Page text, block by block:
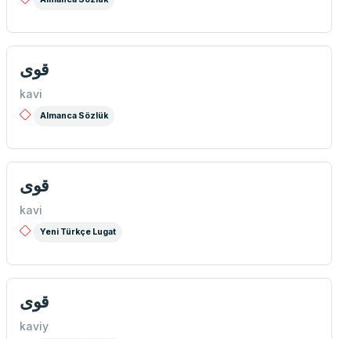
قوی
kavi
Almanca Sözlük
قوی
kavi
Yeni Türkçe Lugat
قوی
kaviy